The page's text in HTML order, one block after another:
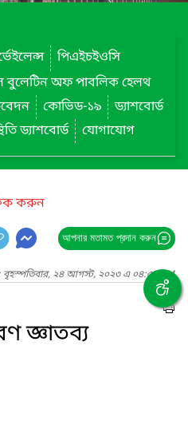
পিএইচইওসি
বুলেটিন অফ পাবলিক হেলথ
কোভিড-১৯
ড্যাশবোর্ড
ড্যাশবোর্ড যোগাযোগ
করুন
আপনার মতামত প্রদান করুন
বৃহস্পতিবার, ২৪ আগস্ট, ২০২৩ এ ০৪:৫৫ PM
জ্ঞাতব্য